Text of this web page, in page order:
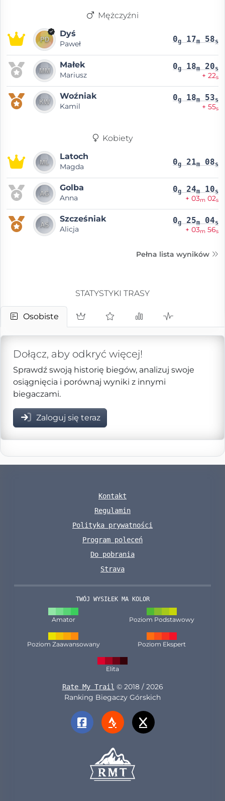
Mężczyźni
Dyś
Paweł 0g 17m 58s
Małek
Mariusz
0g 18m 20s
+ 22s
Woźniak
Kamil
0g 18m 53s
+ 55s
Kobiety
Latoch
Magda 0g 21m 08s
Golba
Anna
0g 24m 10s
+ 03m 02s
Szcześniak
Alicja
0g 25m 04s
+ 03m 56s
Pełna lista wyników
STATYSTYKI TRASY
Osobiste
Dołącz, aby odkryć więcej!
Sprawdź swoją historię biegów, analizuj swoje
osiągnięcia i porównaj wyniki z innymi
biegaczami.
Zaloguj się teraz
Kontakt
Regulamin
Polityka prywatności
Program poleceń
Do pobrania
Strava
TWÓJ WYSIŁEK MA KOLOR
Amator Poziom Podstawowy
Poziom Zaawansowany Poziom Ekspert
Elita
Rate My Trail © 2018 / 2026
Ranking Biegaczy Górskich